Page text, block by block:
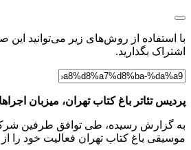
با استفاده از روش‌های زیر می‌توانید این
اشتراک بگذارید.
پردیس تئاتر باغ کتاب تهران، میزبان
به گزارش رسیده، طی توافق طرفین
موسیقی باغ کتاب تهران فعالیت خود را